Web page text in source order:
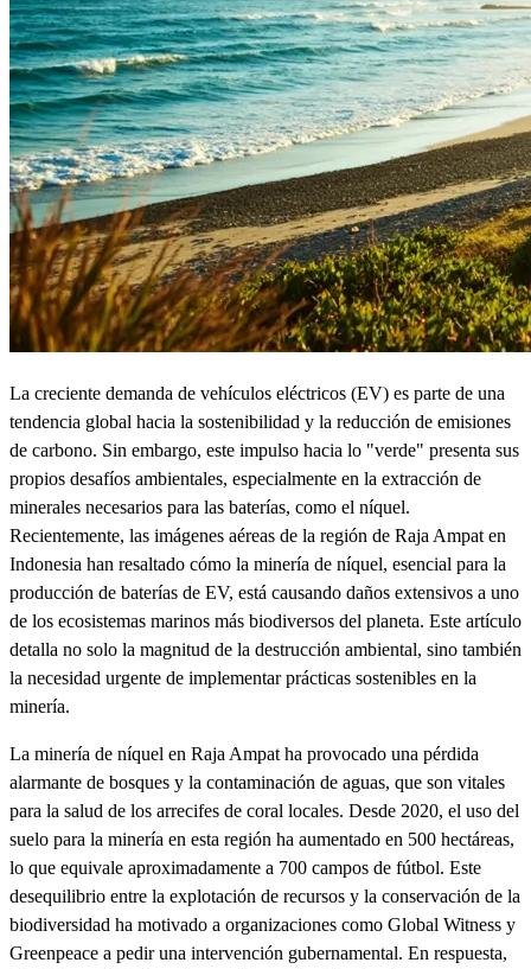
La creciente demanda de vehículos eléctricos (EV) es parte de una
tendencia global hacia la sostenibilidad y la reducción de emisiones
de carbono. Sin embargo, este impulso hacia lo "verde" presenta sus
propios desafíos ambientales, especialmente en la extracción de
minerales necesarios para las baterías, como el níquel.
Recientemente, las imágenes aéreas de la región de Raja Ampat en
Indonesia han resaltado cómo la minería de níquel, esencial para la
producción de baterías de EV, está causando daños extensivos a uno
de los ecosistemas marinos más biodiversos del planeta. Este artículo
detalla no solo la magnitud de la destrucción ambiental, sino también
la necesidad urgente de implementar prácticas sostenibles en la
minería.
La minería de níquel en Raja Ampat ha provocado una pérdida
alarmante de bosques y la contaminación de aguas, que son vitales
para la salud de los arrecifes de coral locales. Desde 2020, el uso del
suelo para la minería en esta región ha aumentado en 500 hectáreas,
lo que equivale aproximadamente a 700 campos de fútbol. Este
desequilibrio entre la explotación de recursos y la conservación de la
biodiversidad ha motivado a organizaciones como Global Witness y
Greenpeace a pedir una intervención gubernamental. En respuesta,